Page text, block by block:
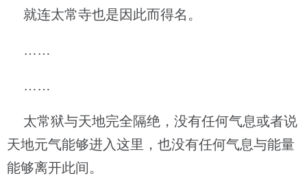
就连太常寺也是因此而得名。
……
……
太常狱与天地完全隔绝，没有任何气息或者说
天地元气能够进入这里，也没有任何气息与能量
能够离开此间。